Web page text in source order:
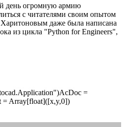
день огромную армию
с читателями своим опытом
даже была написана
из цикла "Python for Engineers",
=
= Array[float]([x,y,0])